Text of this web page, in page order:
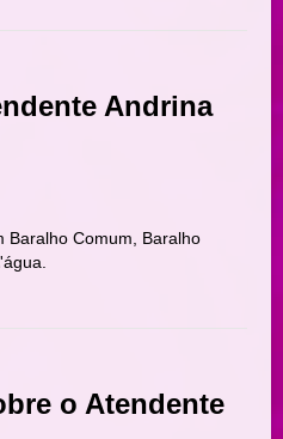
Andrina
Baralho Comum, Baralho
o Atendente